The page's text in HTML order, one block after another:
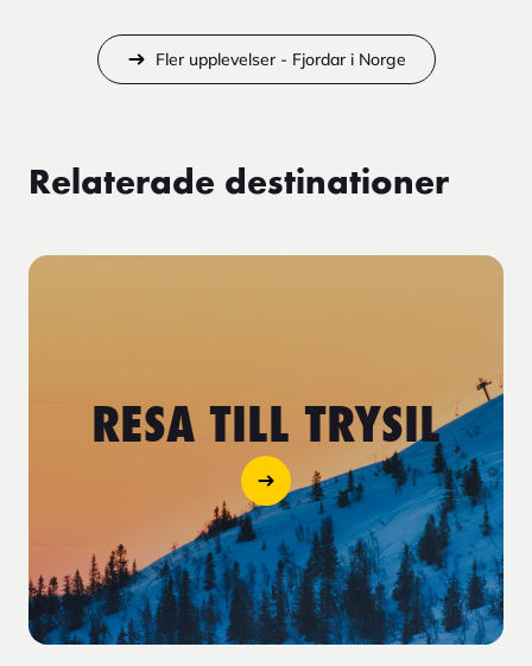
Fler upplevelser - Fjordar i Norge
Relaterade destinationer
RESA TILL TRYSIL